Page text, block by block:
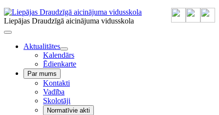
Liepājas Draudzīgā aicinājuma vidusskola
Aktualitātes
Kalendārs
Ēdienkarte
Par mums
Kontakti
Vadība
Skolotāji
Normatīvie akti